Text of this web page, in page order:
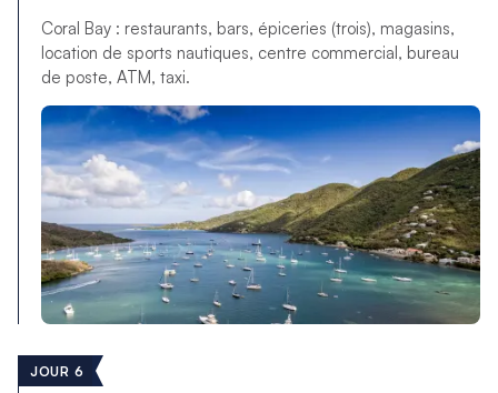
Coral Bay : restaurants, bars, épiceries (trois), magasins,
location de sports nautiques, centre commercial, bureau
de poste, ATM, taxi.
JOUR 6